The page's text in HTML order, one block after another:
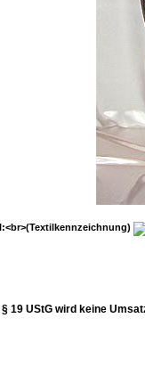
19 UStG wird keine